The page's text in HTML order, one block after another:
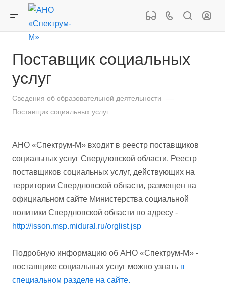
Поставщик социальных
услуг
Сведения об образовательной деятельности —
Поставщик социальных услуг
АНО «Спектрум-М» входит в реестр поставщиков
социальных услуг Свердловской области. Реестр
поставщиков социальных услуг, действующих на
территории Свердловской области, размещен на
официальном сайте Министерства социальной
политики Свердловской области по адресу -
http://isson.msp.midural.ru/orglist.jsp
Подробную информацию об АНО «Спектрум-М» -
поставщике социальных услуг можно узнать в
специальном разделе на сайте.